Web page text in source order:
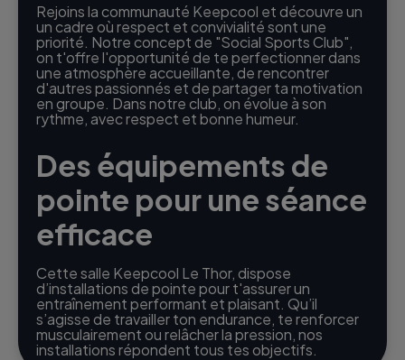
Rejoins la communauté Keepcool et découvre un
un cadre où respect et convivialité sont une
priorité. Notre concept de "Social Sports Club",
on t'offre l'opportunité de te perfectionner dans
une atmosphère accueillante, de rencontrer
d'autres passionnés et de partager ta motivation
en groupe. Dans notre club, on évolue à son
rythme, avec respect et bonne humeur.
Des équipements de
pointe pour une séance
efficace
Cette salle Keepcool Le Thor, dispose
d’installations de pointe pour t'assurer un
entraînement performant et plaisant. Qu’il
s’agisse de travailler ton endurance, te renforcer
musculairement ou relâcher la pression, nos
installations répondent tous tes objectifs.